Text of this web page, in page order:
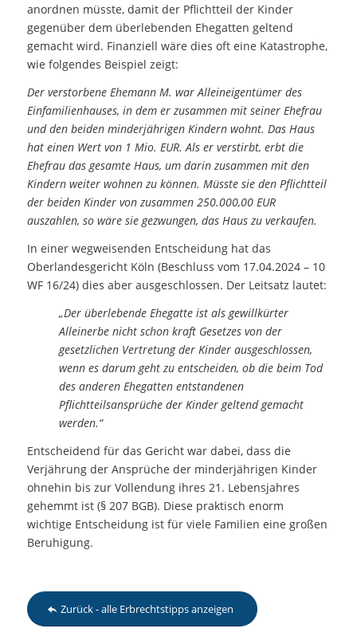
anordnen müsste, damit der Pflichtteil der Kinder
gegenüber dem überlebenden Ehegatten geltend
gemacht wird. Finanziell wäre dies oft eine Katastrophe,
wie folgendes Beispiel zeigt:
Der verstorbene Ehemann M. war Alleineigentümer des
Einfamilienhauses, in dem er zusammen mit seiner Ehefrau
und den beiden minderjährigen Kindern wohnt. Das Haus
hat einen Wert von 1 Mio. EUR. Als er verstirbt, erbt die
Ehefrau das gesamte Haus, um darin zusammen mit den
Kindern weiter wohnen zu können. Müsste sie den Pflichtteil
der beiden Kinder von zusammen 250.000,00 EUR
auszahlen, so wäre sie gezwungen, das Haus zu verkaufen.
In einer wegweisenden Entscheidung hat das
Oberlandesgericht Köln (Beschluss vom 17.04.2024 – 10
WF 16/24) dies aber ausgeschlossen. Der Leitsatz lautet:
„Der überlebende Ehegatte ist als gewillkürter
Alleinerbe nicht schon kraft Gesetzes von der
gesetzlichen Vertretung der Kinder ausgeschlossen,
wenn es darum geht zu entscheiden, ob die beim Tod
des anderen Ehegatten entstandenen
Pflichtteilsansprüche der Kinder geltend gemacht
werden.“
Entscheidend für das Gericht war dabei, dass die
Verjährung der Ansprüche der minderjährigen Kinder
ohnehin bis zur Vollendung ihres 21. Lebensjahres
gehemmt ist (§ 207 BGB). Diese praktisch enorm
wichtige Entscheidung ist für viele Familien eine großen
Beruhigung.
Zurück - alle Erbrechtstipps anzeigen